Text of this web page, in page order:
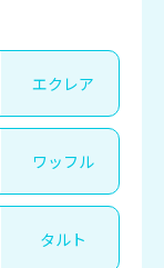
エクレア
ワッフル
タルト